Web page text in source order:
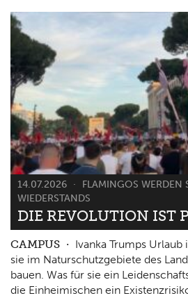
14.07.2026
FLAMINGOS WERDEN
WIEDERSTANDS
DIE REVOLUTION IST
CAMPUS
Ivanka Trumps
sie im Naturschutzgebiete des
bauen. Was für sie ein
die Einheimischen ein